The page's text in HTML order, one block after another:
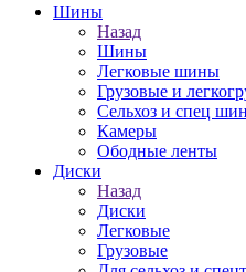
Шины
Назад
Шины
Легковые шины
Грузовые и
Сельхоз и спец
Камеры
Ободные ленты
Диски
Назад
Диски
Легковые
Грузовые